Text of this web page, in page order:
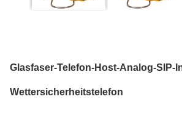
Glasfaser-Telefon-Host-Analog-SIP-
Wettersicherheitstelefon